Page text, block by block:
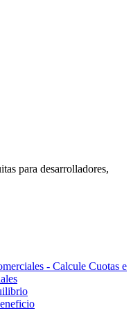
para desarrolladores,
- Calcule Cuotas e